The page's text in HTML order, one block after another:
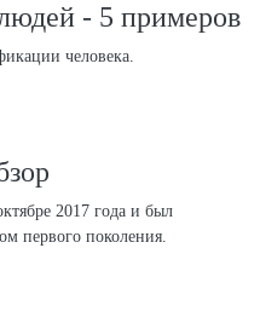
- 5 примеров
человека.
2017 года и был
первого поколения.